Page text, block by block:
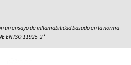
un ensayo de inflamabilidad basado en la norma
EN ISO 11925-2*